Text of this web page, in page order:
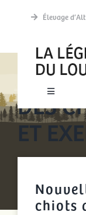
Élevage
Toggle
Navigation
New accueil
Actualités
Découvrir
DES
ET
chiots